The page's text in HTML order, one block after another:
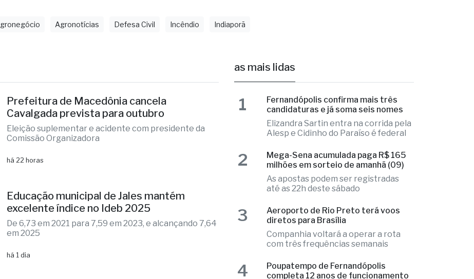
Prefeitura de Macedônia cancela
Cavalgada prevista para outubro
Eleição suplementar e acidente com presidente da
Educação municipal de Jales mantém
excelente índice no Ideb 2025
De 6,73 em 2021 para 7,59 em 2023, e alcançando 7,64
as mais lidas
Fernandópolis confirma mais três
candidaturas e já soma seis nomes
Elizandra Sartin entra na corrida pela
Alesp e Cidinho do Paraíso é federal
Mega-Sena acumulada paga R$ 165
milhões em sorteio de amanhã (09)
As apostas podem ser registradas
até as 22h deste sábado
Aeroporto de Rio Preto terá voos
diretos para Brasília
Companhia voltará a operar a rota
com três frequências semanais